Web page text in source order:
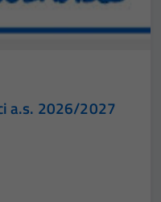
a.s. 2026/2027